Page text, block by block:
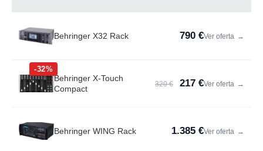
Behringer X32 Rack 790 €Ver oferta →
-32%
Behringer X-Touch
Compact
320 € 217 €Ver oferta →
Behringer WING Rack 1.385 €Ver oferta →